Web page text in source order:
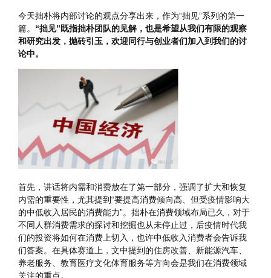
今天拙朴将内部讨论的观点分享出来，作为“拙见”系列的第一
篇。 “拙见”既指拙朴团队的见解，也是希望从我们有限的观察
和研究出发，抛砖引玉，欢迎同行与创业者们加入到我们的讨
论中。
首先，讲话将内需和消费放在了第一部分，强调了扩大和恢复
内需的重要性，尤其提到“要提高消费倾向高、但受疫情影响大
的中低收入居民的消费能力”。拙朴在消费领域布局已久，对于
不同人群消费需求的探讨和挖掘也从未停止过，后疫情时代我